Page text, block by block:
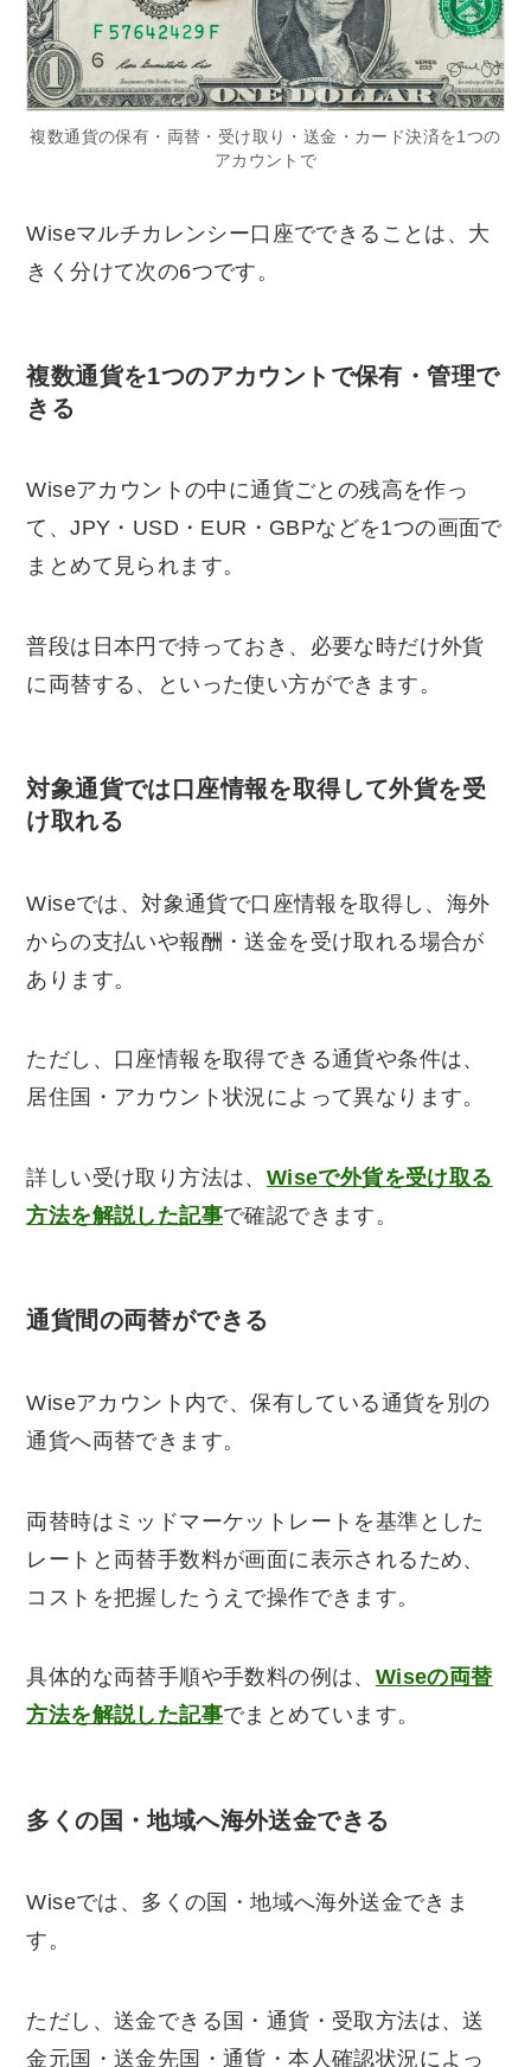
複数通貨の保有・両替・受け取り・送金・カード決済を1つの
アカウントで
Wiseマルチカレンシー口座でできることは、大
きく分けて次の6つです。
複数通貨を1つのアカウントで保有・管理で
きる
Wiseアカウントの中に通貨ごとの残高を作っ
て、JPY・USD・EUR・GBPなどを1つの画面で
まとめて見られます。
普段は日本円で持っておき、必要な時だけ外貨
に両替する、といった使い方ができます。
対象通貨では口座情報を取得して外貨を受
け取れる
Wiseでは、対象通貨で口座情報を取得し、海外
からの支払いや報酬・送金を受け取れる場合が
あります。
ただし、口座情報を取得できる通貨や条件は、
居住国・アカウント状況によって異なります。
詳しい受け取り方法は、 Wiseで外貨を受け取る
方法を解説した記事で確認できます。
通貨間の両替ができる
Wiseアカウント内で、保有している通貨を別の
通貨へ両替できます。
両替時はミッドマーケットレートを基準とした
レートと両替手数料が画面に表示されるため、
コストを把握したうえで操作できます。
具体的な両替手順や手数料の例は、 Wiseの両替
方法を解説した記事でまとめています。
多くの国・地域へ海外送金できる
Wiseでは、多くの国・地域へ海外送金できま
す。
ただし、送金できる国・通貨・受取方法は、送
金元国・送金先国・通貨・本人確認状況によっ